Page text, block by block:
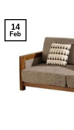
14
Feb